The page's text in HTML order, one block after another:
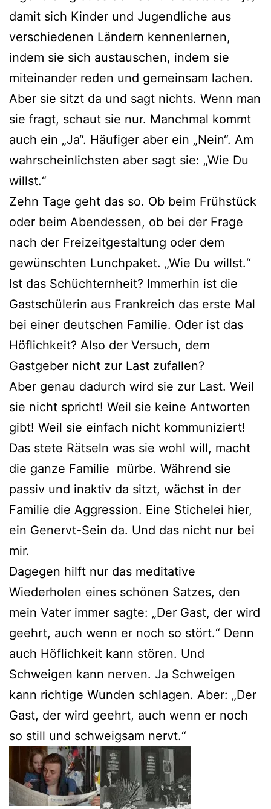
damit sich Kinder und Jugendliche aus
verschiedenen Ländern kennenlernen,
indem sie sich austauschen, indem sie
miteinander reden und gemeinsam lachen.
Aber sie sitzt da und sagt nichts. Wenn man
sie fragt, schaut sie nur. Manchmal kommt
auch ein „Ja“. Häufiger aber ein „Nein“. Am
wahrscheinlichsten aber sagt sie: „Wie Du
willst.“
Zehn Tage geht das so. Ob beim Frühstück
oder beim Abendessen, ob bei der Frage
nach der Freizeitgestaltung oder dem
gewünschten Lunchpaket. „Wie Du willst.“
Ist das Schüchternheit? Immerhin ist die
Gastschülerin aus Frankreich das erste Mal
bei einer deutschen Familie. Oder ist das
Höflichkeit? Also der Versuch, dem
Gastgeber nicht zur Last zufallen?
Aber genau dadurch wird sie zur Last. Weil
sie nicht spricht! Weil sie keine Antworten
gibt! Weil sie einfach nicht kommuniziert!
Das stete Rätseln was sie wohl will, macht
die ganze Familie mürbe. Während sie
passiv und inaktiv da sitzt, wächst in der
Familie die Aggression. Eine Stichelei hier,
ein Genervt-Sein da. Und das nicht nur bei
mir.
Dagegen hilft nur das meditative
Wiederholen eines schönen Satzes, den
mein Vater immer sagte: „Der Gast, der wird
geehrt, auch wenn er noch so stört.“ Denn
auch Höflichkeit kann stören. Und
Schweigen kann nerven. Ja Schweigen
kann richtige Wunden schlagen. Aber: „Der
Gast, der wird geehrt, auch wenn er noch
so still und schweigsam nervt.“